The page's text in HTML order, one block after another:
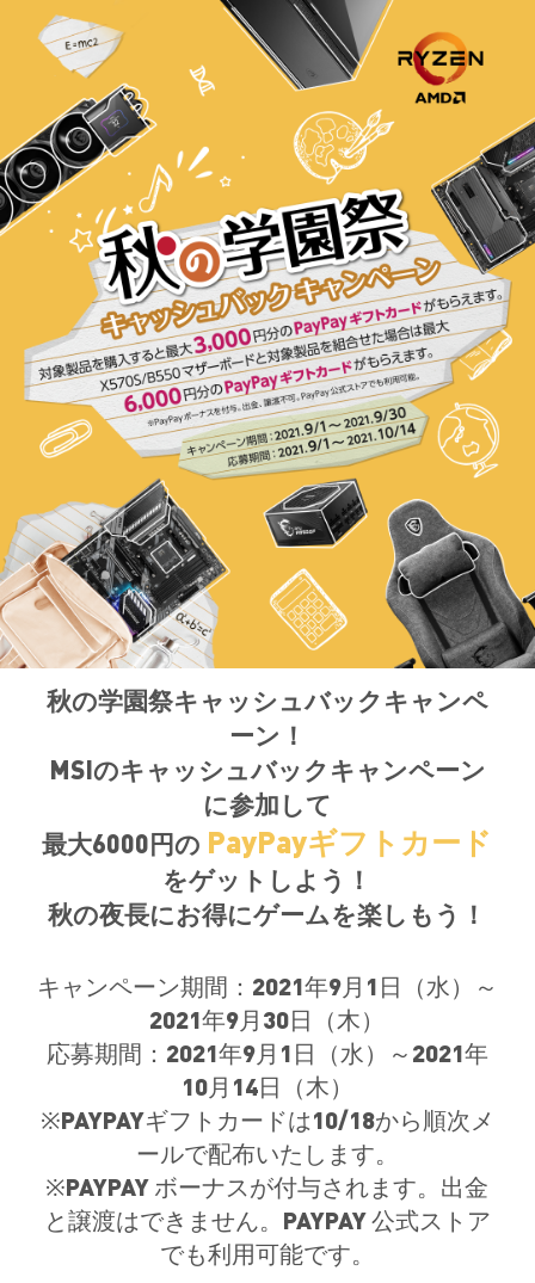
秋の学園祭キャッシュバックキャンペ
ーン！
MSIのキャッシュバックキャンペーン
に参加して
最大6000円の PayPayギフトカード
をゲットしよう！
秋の夜長にお得にゲームを楽しもう！
キャンペーン期間：2021年9月1日（水）～
2021年9月30日（木）
応募期間：2021年9月1日（水）～2021年
10月14日（木）
※PAYPAYギフトカードは10/18から順次メ
ールで配布いたします。
※PAYPAY ボーナスが付与されます。出金
と譲渡はできません。PAYPAY 公式ストア
でも利用可能です。